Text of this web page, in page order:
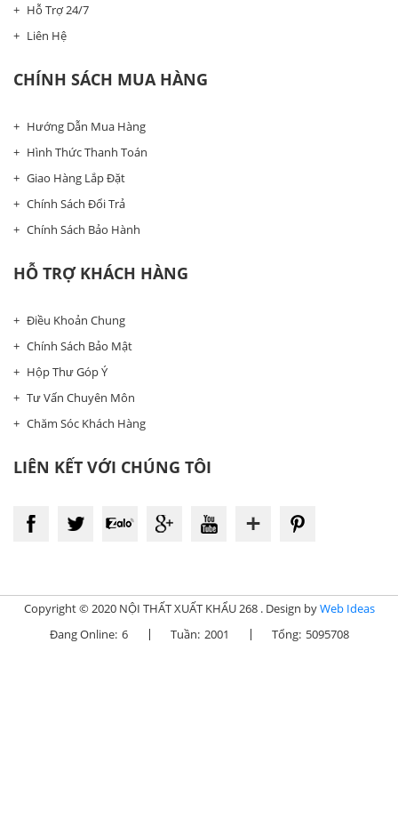
Hỗ Trợ 24/7
Liên Hệ
CHÍNH SÁCH MUA HÀNG
Hướng Dẫn Mua Hàng
Hình Thức Thanh Toán
Giao Hàng Lắp Đặt
Chính Sách Đổi Trả
Chính Sách Bảo Hành
HỖ TRỢ KHÁCH HÀNG
Điều Khoản Chung
Chính Sách Bảo Mật
Hộp Thư Góp Ý
Tư Vấn Chuyên Môn
Chăm Sóc Khách Hàng
LIÊN KẾT VỚI CHÚNG TÔI
Copyright © 2020 NỘI THẤT XUẤT KHẨU 268 . Design byWeb Ideas
Đang Online: 6 Tuần: 2001 Tổng: 5095708